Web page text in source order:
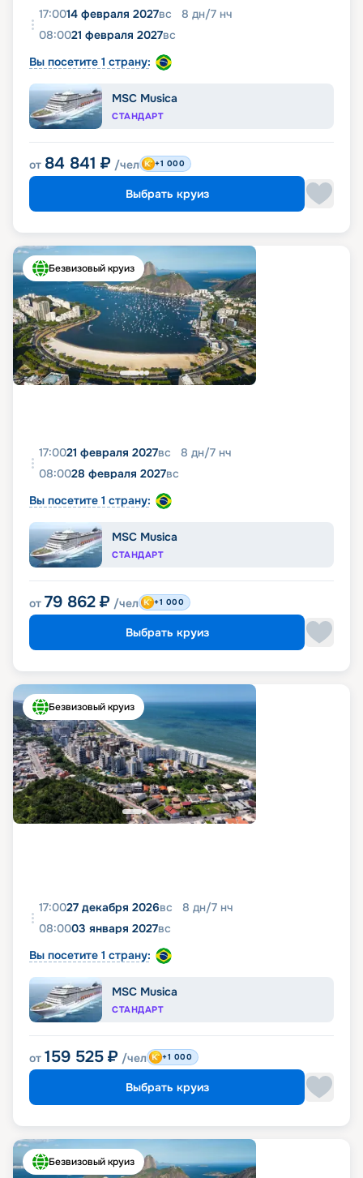
17:0014 февраля 2027вс 8 дн/7 нч
08:0021 февраля 2027вс
Вы посетите 1 страну:
MSC Musica
СТАНДАРТ
от 84 841 ₽ /чел +1 000
Выбрать круиз
Безвизовый круиз
17:0021 февраля 2027вс 8 дн/7 нч
08:0028 февраля 2027вс
Вы посетите 1 страну:
MSC Musica
СТАНДАРТ
от 79 862 ₽ /чел +1 000
Выбрать круиз
Безвизовый круиз
17:0027 декабря 2026вс 8 дн/7 нч
08:0003 января 2027вс
Вы посетите 1 страну:
MSC Musica
СТАНДАРТ
от 159 525 ₽ /чел +1 000
Выбрать круиз
Безвизовый круиз